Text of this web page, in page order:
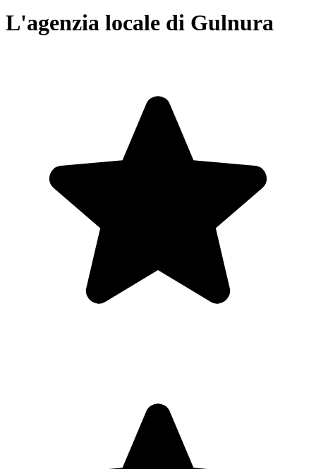
L'agenzia locale di Gulnura